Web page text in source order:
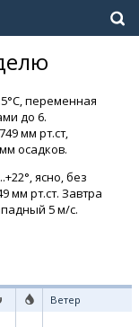
переменная
до 6.
мм рт.ст,
осадков.
ясно, без
мм рт.ст. Завтра
5 м/с.
Ветер